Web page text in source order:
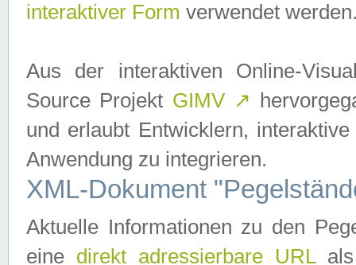
interaktiver Form verwendet
Aus der interaktiven Online-
Source Projekt GIMV ↗
und erlaubt Entwicklern,
Anwendung zu integrieren.
XML-Dokument
Aktuelle Informationen zu den
eine direkt adressierbare URLals